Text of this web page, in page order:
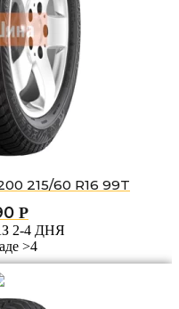
215/60 R16 99T
Р
2-4 ДНЯ
>4